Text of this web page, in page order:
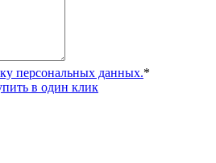
персональных данных.*
в один клик